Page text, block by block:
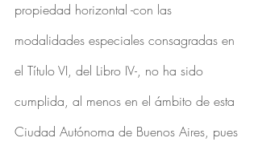
propiedad horizontal -con las
modalidades especiales consagradas en
el Título VI, del Libro IV-, no ha sido
cumplida, al menos en el ámbito de esta
Ciudad Autónoma de Buenos Aires, pues